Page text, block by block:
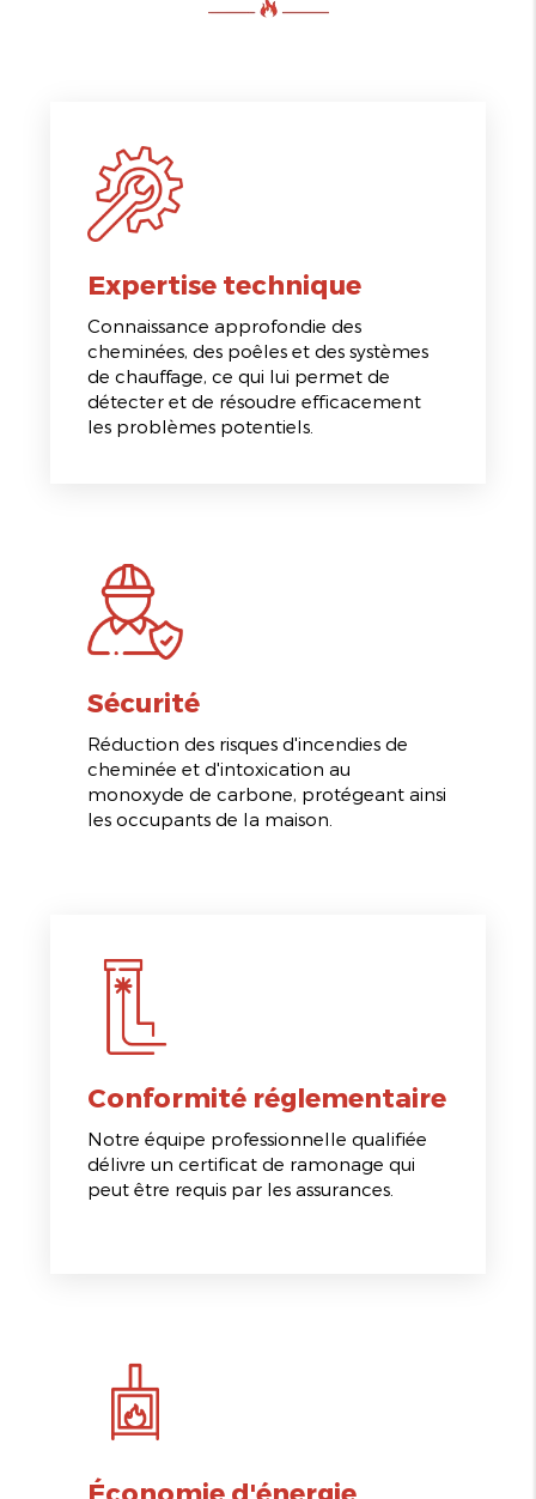
Expertise technique
Connaissance approfondie des
cheminées, des poêles et des systèmes
de chauffage, ce qui lui permet de
détecter et de résoudre efficacement
les problèmes potentiels.
Sécurité
Réduction des risques d'incendies de
cheminée et d'intoxication au
monoxyde de carbone, protégeant ainsi
les occupants de la maison.
Conformité réglementaire
Notre équipe professionnelle qualifiée
délivre un certificat de ramonage qui
peut être requis par les assurances.
Économie d'énergie